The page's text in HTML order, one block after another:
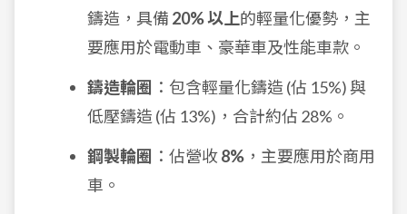
鑄造，具備 20% 以上的輕量化優勢，主
要應用於電動車、豪華車及性能車款。
鑄造輪圈 ：包含輕量化鑄造 (佔 15%) 與
低壓鑄造 (佔 13%)，合計約佔 28%。
鋼製輪圈 ：佔營收8% ，主要應用於商用
車。